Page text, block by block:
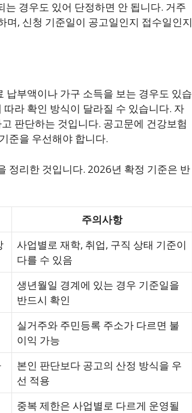
경우도 있어 단정하면 안 됩니다. 거주
, 신청 기준일이 공고일인지 접수일인지
납부액이나 가구 소득을 보는 경우도 있습
라 확인 방식이 달라질 수 있습니다. 자
판단하는 것입니다. 공고문에 건강보험
준을 우선해야 합니다.
정리한 것입니다. 2026년 확정 기준은 반
주의사항
사업별로 재학, 취업, 구직 상태 기준이
다를 수 있음
생년월일 경계에 있는 경우 기준일을
반드시 확인
실거주와 주민등록 주소가 다르면 불
이익 가능
본인 판단보다 공고의 산정 방식을 우
선 적용
중복 제한은 사업별로 다르게 운영될